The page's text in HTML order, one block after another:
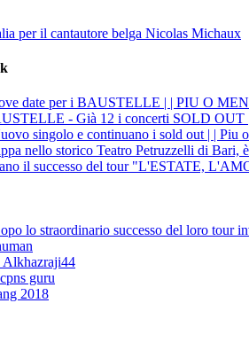
per il cantautore belga Nicolas Michaux
date per i BAUSTELLE | | PIU O
- Già 12 i concerti SOLD OUT
singolo e continuano i sold out | | Piu
nello storico Teatro Petruzzelli di Bari,
il successo del tour "L'ESTATE,
lo straordinario successo del loro
Alkhazraji44
guru
2018